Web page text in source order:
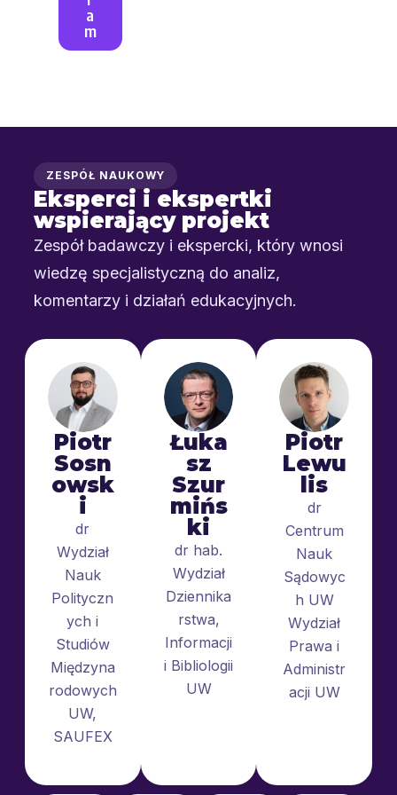
a
m
ZESPÓŁ NAUKOWY
Eksperci i ekspertki
wspierający projekt
Zespół badawczy i ekspercki, który wnosi
wiedzę specjalistyczną do analiz,
komentarzy i działań edukacyjnych.
Piotr
Sosn
owsk
i
dr
Wydział
Nauk
Polityczn
ych i
Studiów
Międzyna
rodowych
UW,
SAUFEX
Łuka
sz
Szur
mińs
ki
dr hab.
Wydział
Dziennika
rstwa,
Informacji
i Bibliologii
UW
Piotr
Lewu
lis
dr
Centrum
Nauk
Sądowyc
h UW
Wydział
Prawa i
Administr
acji UW